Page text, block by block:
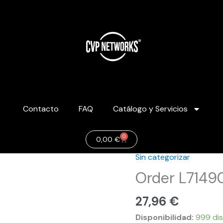
Contacto FAQ Catálogo y Servicios
0,00 € 0
Carrito
Sin categorizar
Order
27,96 €
Disponibilidad: 999
Order
L714901
cantidad